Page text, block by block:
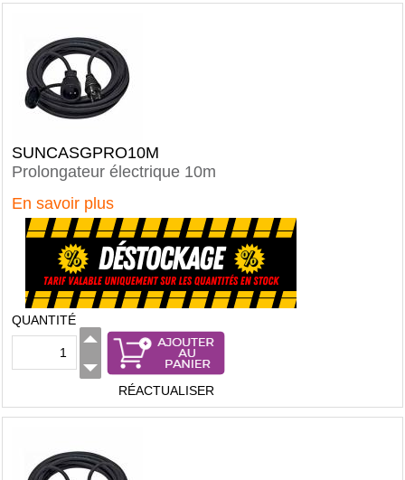
SUNCASGPRO10M
Prolongateur électrique 10m
En savoir plus
QUANTITÉ
RÉACTUALISER